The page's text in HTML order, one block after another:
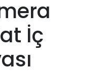
İç